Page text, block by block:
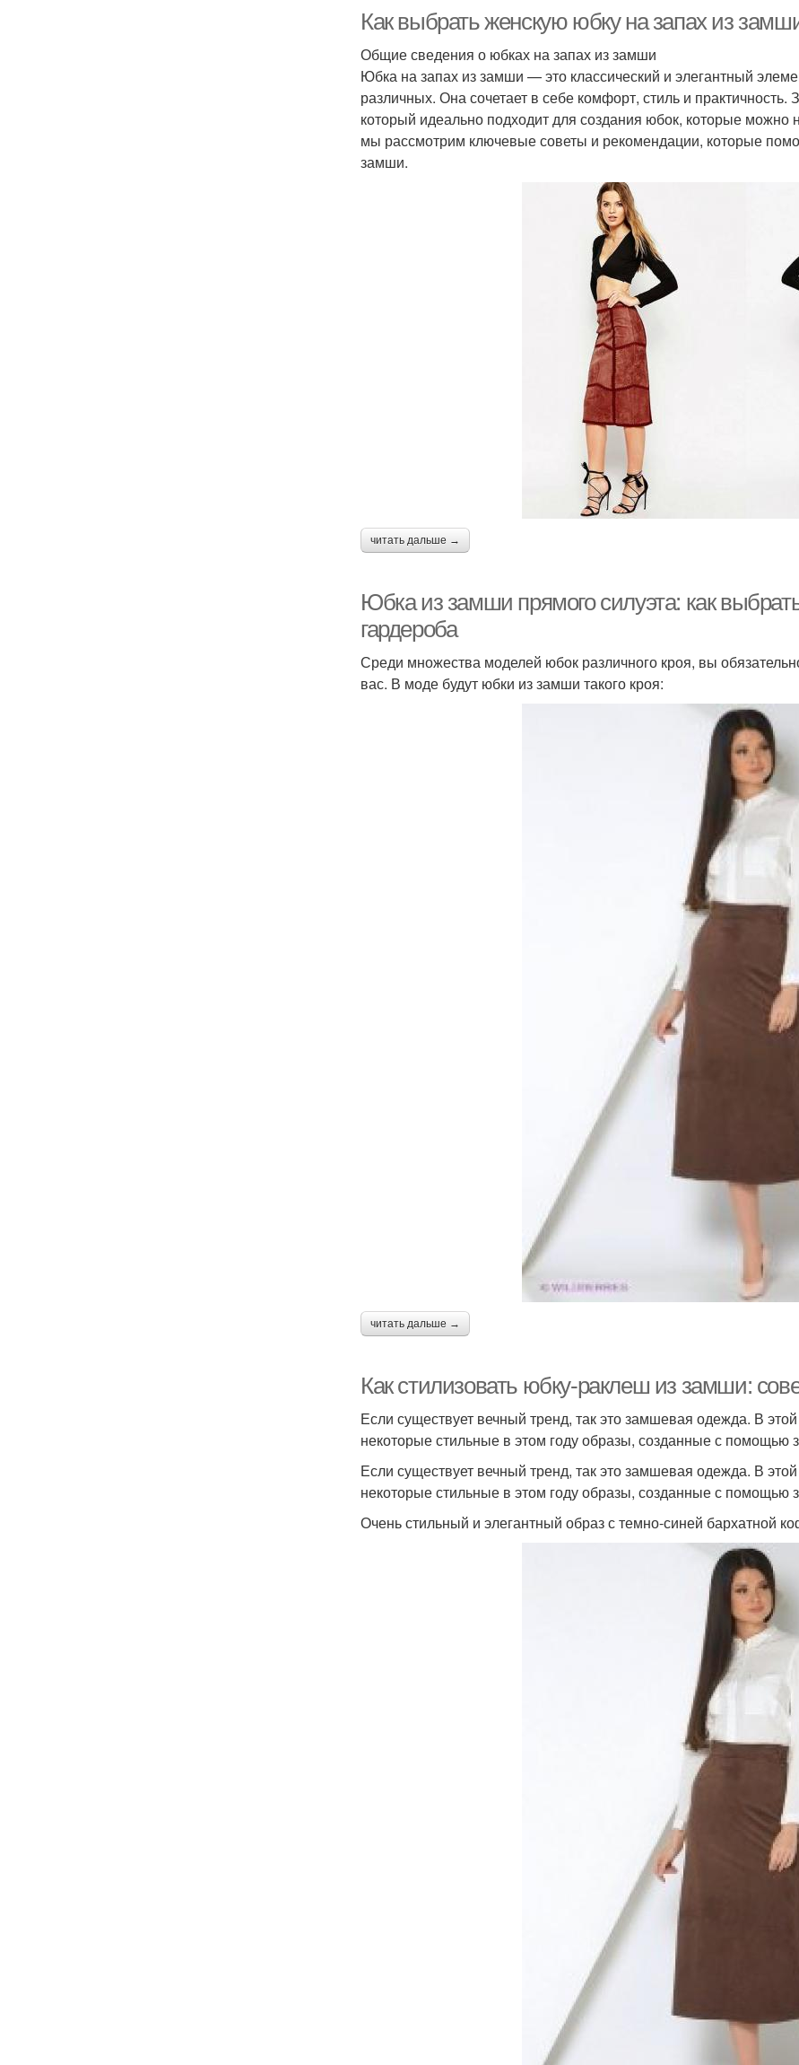
Как выбрать женскую юбку на запах из
Общие сведения о юбках на запах из замши
Юбка на запах из замши — это классический и элегантный
различных. Она сочетает в себе комфорт, стиль и
который идеально подходит для создания юбок, которые можно
мы рассмотрим ключевые советы и рекомендации, которые
замши.
читать дальше →
Юбка из замши прямого силуэта: как
гардероба
Среди множества моделей юбок различного кроя, вы
вас. В моде будут юбки из замши такого кроя:
читать дальше →
Как стилизовать юбку-раклеш из замши:
Если существует вечный тренд, так это замшевая одежда. В
некоторые стильные в этом году образы, созданные с помощью
Если существует вечный тренд, так это замшевая одежда. В
некоторые стильные в этом году образы, созданные с помощью
Очень стильный и элегантный образ с темно-синей бархатной